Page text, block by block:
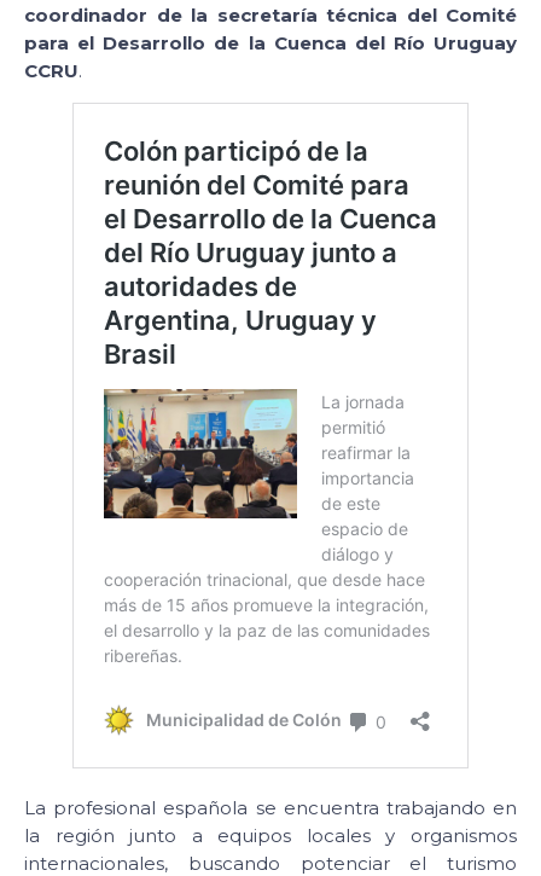
coordinador de la secretaría técnica del Comité
para el Desarrollo de la Cuenca del Río Uruguay
CCRU.
La profesional española se encuentra trabajando en
la región junto a equipos locales y organismos
internacionales, buscando potenciar el turismo